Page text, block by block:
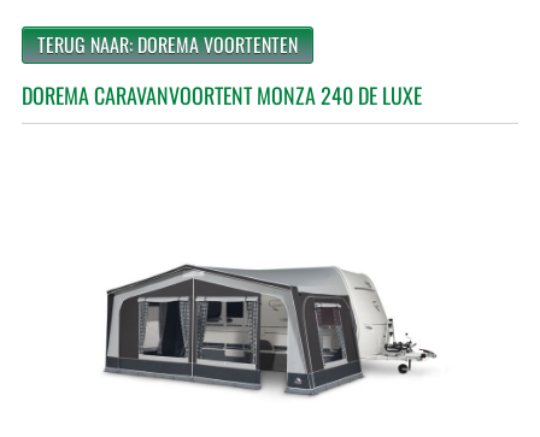
TERUG NAAR: DOREMA VOORTENTEN
DOREMA CARAVANVOORTENT MONZA 240 DE LUXE